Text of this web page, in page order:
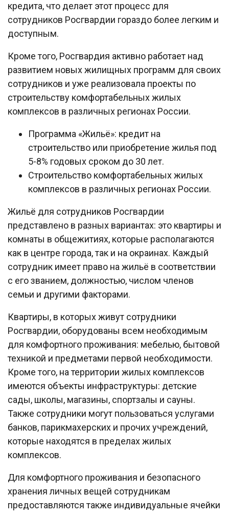
кредита, что делает этот процесс для
сотрудников Росгвардии гораздо более легким и
доступным.
Кроме того, Росгвардия активно работает над
развитием новых жилищных программ для своих
сотрудников и уже реализовала проекты по
строительству комфортабельных жилых
комплексов в различных регионах России.
Программа «Жильё»: кредит на
строительство или приобретение жилья под
5-8% годовых сроком до 30 лет.
Строительство комфортабельных жилых
комплексов в различных регионах России.
Жильё для сотрудников Росгвардии
представлено в разных вариантах: это квартиры и
комнаты в общежитиях, которые располагаются
как в центре города, так и на окраинах. Каждый
сотрудник имеет право на жильё в соответствии
с его званием, должностью, числом членов
семьи и другими факторами.
Квартиры, в которых живут сотрудники
Росгвардии, оборудованы всем необходимым
для комфортного проживания: мебелью, бытовой
техникой и предметами первой необходимости.
Кроме того, на территории жилых комплексов
имеются объекты инфраструктуры: детские
сады, школы, магазины, спортзалы и сауны.
Также сотрудники могут пользоваться услугами
банков, парикмахерских и прочих учреждений,
которые находятся в пределах жилых
комплексов.
Для комфортного проживания и безопасного
хранения личных вещей сотрудникам
предоставляются также индивидуальные ячейки